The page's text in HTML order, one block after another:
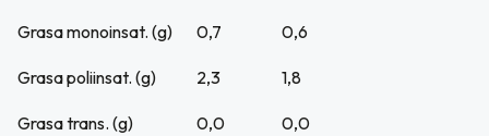
Grasa monoinsat. (g) 0,7 0,6
Grasa poliinsat. (g) 2,3 1,8
Grasa trans. (g) 0,0 0,0